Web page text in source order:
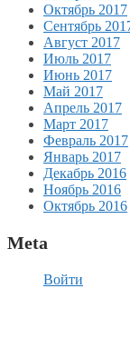
Октябрь 2017
Сентябрь
Август 2017
Июль 2017
Июнь 2017
Май 2017
Апрель 2017
Март 2017
Февраль 2017
Январь 2017
Декабрь 2016
Ноябрь 2016
Октябрь 2016
Meta
Войти